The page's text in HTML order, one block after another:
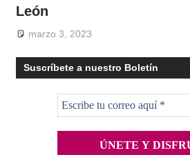
León
marzo 3, 2023
Suscríbete a nuestro Boletín